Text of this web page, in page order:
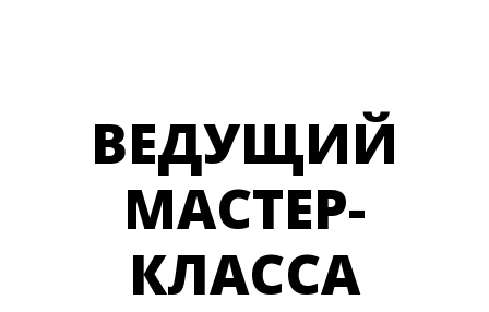
ВЕДУЩИЙ
МАСТЕР-
КЛАССА